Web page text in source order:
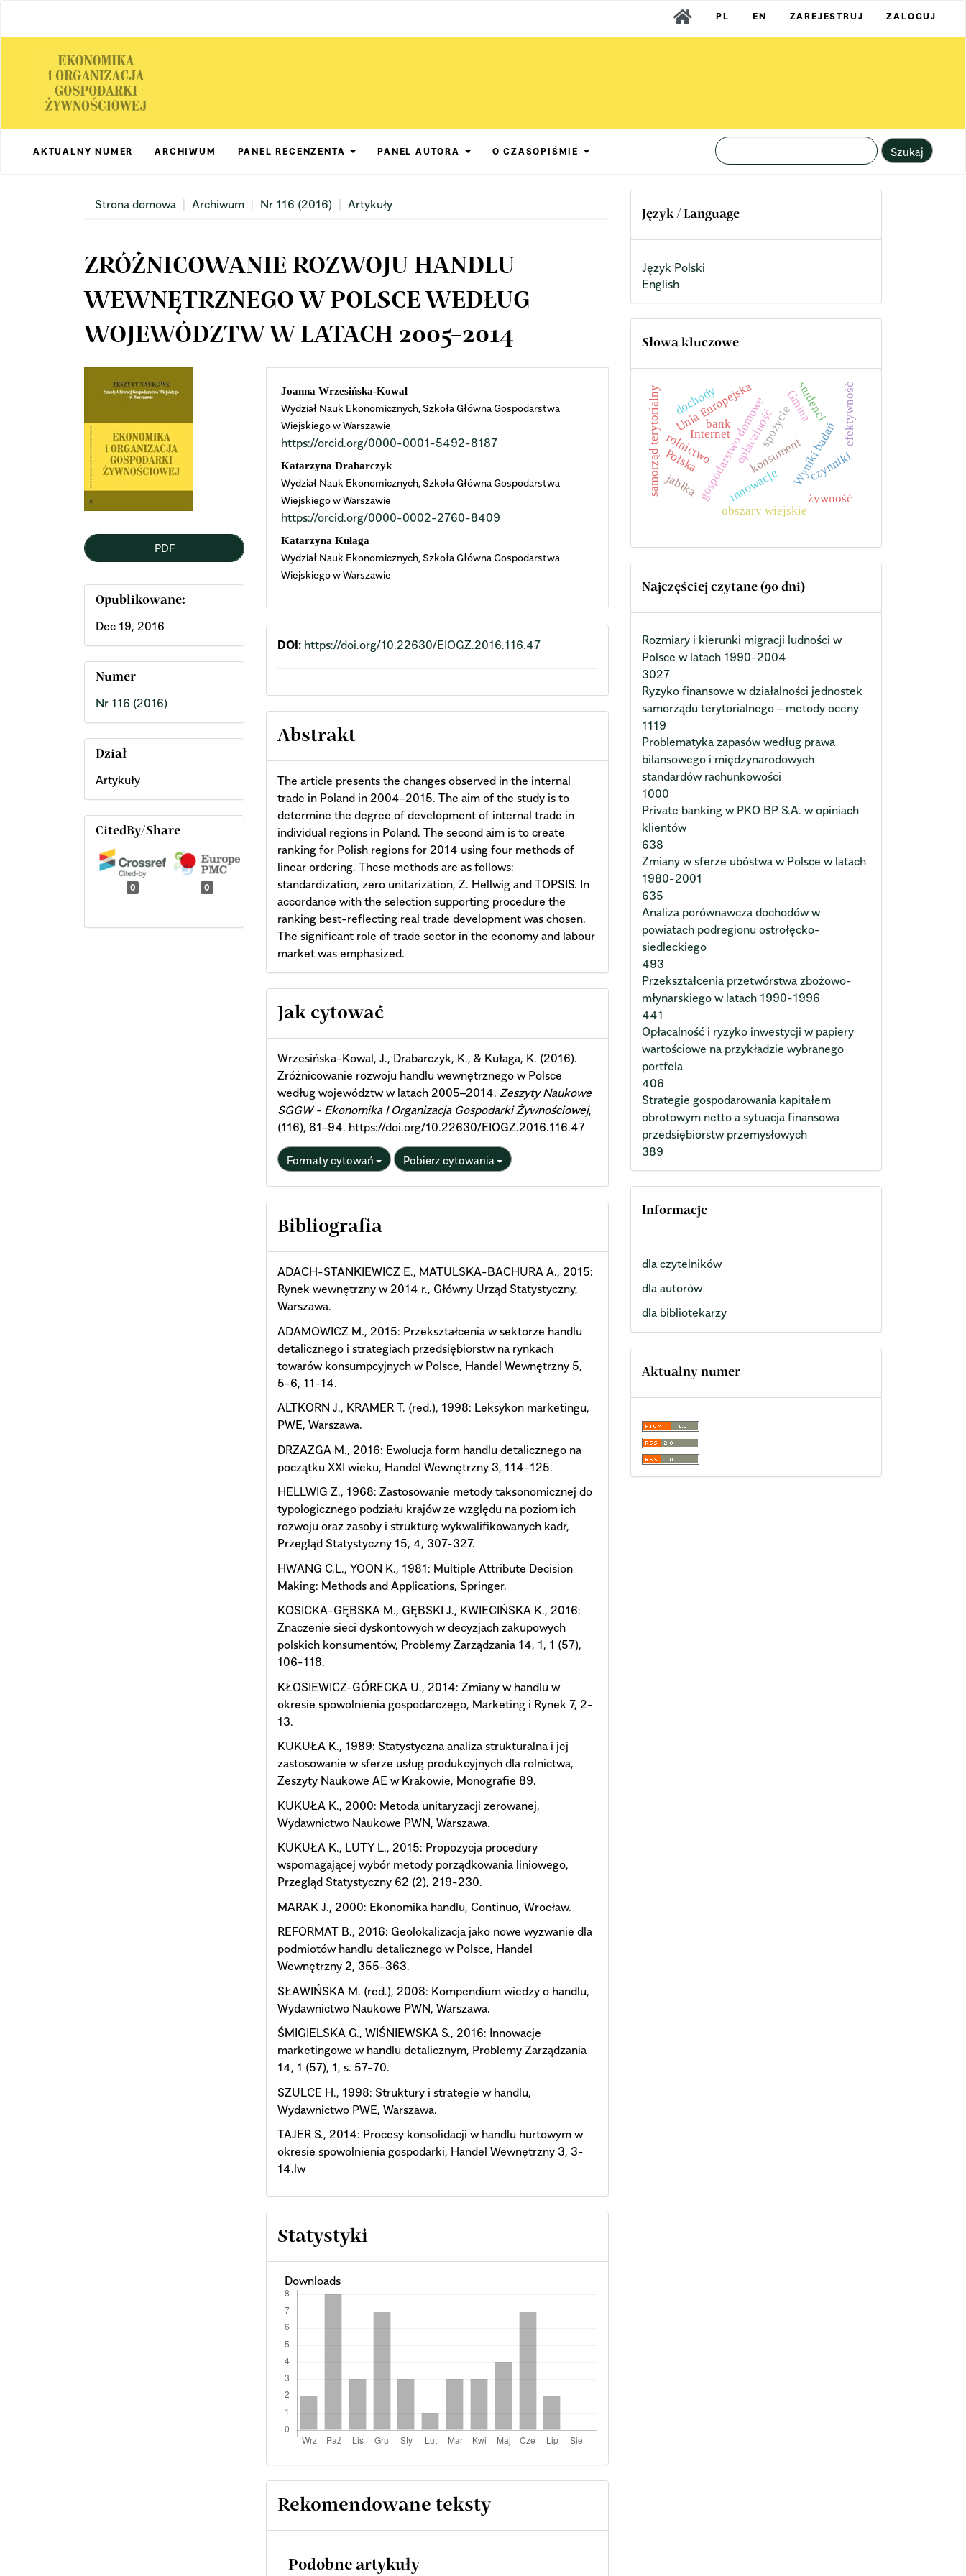
Content
Sidebar
PL EN ZAREJESTRUJ ZALOGUJ
AKTUALNY NUMER ARCHIWUM PANEL RECENZENTA PANEL AUTORA O CZASOPIŚMIE Szukaj
Strona domowa Archiwum Nr 116 (2016) Artykuły
ZRÓŻNICOWANIE ROZWOJU HANDLU
WEWNĘTRZNEGO W POLSCE WEDŁUG
WOJEWÓDZTW W LATACH 2005–2014
Article
Sidebar
PDF
Opublikowane:
Dec 19, 2016
Numer
Nr 116 (2016)
Dział
Artykuły
CitedBy/Share
0 0
Main
Article
Content
Joanna Wrzesińska-Kowal
Wydział Nauk Ekonomicznych, Szkoła Główna Gospodarstwa
Wiejskiego w Warszawie
https://orcid.org/0000-0001-5492-8187
Katarzyna Drabarczyk
Wydział Nauk Ekonomicznych, Szkoła Główna Gospodarstwa
Wiejskiego w Warszawie
https://orcid.org/0000-0002-2760-8409
Katarzyna Kułaga
Wydział Nauk Ekonomicznych, Szkoła Główna Gospodarstwa
Wiejskiego w Warszawie
DOI: https://doi.org/10.22630/EIOGZ.2016.116.47
Abstrakt
The article presents the changes observed in the internal
trade in Poland in 2004–2015. The aim of the study is to
determine the degree of development of internal trade in
individual regions in Poland. The second aim is to create
ranking for Polish regions for 2014 using four methods of
linear ordering. These methods are as follows:
standardization, zero unitarization, Z. Hellwig and TOPSIS. In
accordance with the selection supporting procedure the
ranking best-reflecting real trade development was chosen.
The significant role of trade sector in the economy and labour
market was emphasized.
Article
Details
Jak cytować
Wrzesińska-Kowal, J., Drabarczyk, K., & Kułaga, K. (2016).
Zróżnicowanie rozwoju handlu wewnętrznego w Polsce
według województw w latach 2005–2014.Zeszyty Naukowe
SGGW - Ekonomika I Organizacja Gospodarki Żywnościowej,
(116), 81–94. https://doi.org/10.22630/EIOGZ.2016.116.47
Formaty cytowań Pobierz cytowania
Bibliografia
ADACH-STANKIEWICZ E., MATULSKA-BACHURA A., 2015:
Rynek wewnętrzny w 2014 r., Główny Urząd Statystyczny,
Warszawa.
ADAMOWICZ M., 2015: Przekształcenia w sektorze handlu
detalicznego i strategiach przedsiębiorstw na rynkach
towarów konsumpcyjnych w Polsce, Handel Wewnętrzny 5,
5-6, 11-14.
ALTKORN J., KRAMER T. (red.), 1998: Leksykon marketingu,
PWE, Warszawa.
DRZAZGA M., 2016: Ewolucja form handlu detalicznego na
początku XXI wieku, Handel Wewnętrzny 3, 114-125.
HELLWIG Z., 1968: Zastosowanie metody taksonomicznej do
typologicznego podziału krajów ze względu na poziom ich
rozwoju oraz zasoby i strukturę wykwalifikowanych kadr,
Przegląd Statystyczny 15, 4, 307-327.
HWANG C.L., YOON K., 1981: Multiple Attribute Decision
Making: Methods and Applications, Springer.
KOSICKA-GĘBSKA M., GĘBSKI J., KWIECIŃSKA K., 2016:
Znaczenie sieci dyskontowych w decyzjach zakupowych
polskich konsumentów, Problemy Zarządzania 14, 1, 1 (57),
106-118.
KŁOSIEWICZ-GÓRECKA U., 2014: Zmiany w handlu w
okresie spowolnienia gospodarczego, Marketing i Rynek 7, 2-
13.
KUKUŁA K., 1989: Statystyczna analiza strukturalna i jej
zastosowanie w sferze usług produkcyjnych dla rolnictwa,
Zeszyty Naukowe AE w Krakowie, Monografie 89.
KUKUŁA K., 2000: Metoda unitaryzacji zerowanej,
Wydawnictwo Naukowe PWN, Warszawa.
KUKUŁA K., LUTY L., 2015: Propozycja procedury
wspomagającej wybór metody porządkowania liniowego,
Przegląd Statystyczny 62 (2), 219-230.
MARAK J., 2000: Ekonomika handlu, Continuo, Wrocław.
REFORMAT B., 2016: Geolokalizacja jako nowe wyzwanie dla
podmiotów handlu detalicznego w Polsce, Handel
Wewnętrzny 2, 355-363.
SŁAWIŃSKA M. (red.), 2008: Kompendium wiedzy o handlu,
Wydawnictwo Naukowe PWN, Warszawa.
ŚMIGIELSKA G., WIŚNIEWSKA S., 2016: Innowacje
marketingowe w handlu detalicznym, Problemy Zarządzania
14, 1 (57), 1, s. 57-70.
SZULCE H., 1998: Struktury i strategie w handlu,
Wydawnictwo PWE, Warszawa.
TAJER S., 2014: Procesy konsolidacji w handlu hurtowym w
okresie spowolnienia gospodarki, Handel Wewnętrzny 3, 3-
14.lw
Statystyki
Downloads
Rekomendowane teksty
Podobne artykuły
Język / Language
Język Polski
English
Słowa kluczowe
konsumentWyniki badań
gospodarstwo domowe
innowacje
obszary wiejskie
spożycie
Unia Europejska
rolnictwo
Polska
Gmina
czynniki
Internet
żywność
jabłka
dochody
samorząd terytorialny bank efektywność
opłacalność
studenci
Najczęściej czytane (90 dni)
Rozmiary i kierunki migracji ludności w
Polsce w latach 1990-2004
3027
Ryzyko finansowe w działalności jednostek
samorządu terytorialnego – metody oceny
1119
Problematyka zapasów według prawa
bilansowego i międzynarodowych
standardów rachunkowości
1000
Private banking w PKO BP S.A. w opiniach
klientów
638
Zmiany w sferze ubóstwa w Polsce w latach
1980-2001
635
Analiza porównawcza dochodów w
powiatach podregionu ostrołęcko-
siedleckiego
493
Przekształcenia przetwórstwa zbożowo-
młynarskiego w latach 1990-1996
441
Opłacalność i ryzyko inwestycji w papiery
wartościowe na przykładzie wybranego
portfela
406
Strategie gospodarowania kapitałem
obrotowym netto a sytuacja finansowa
przedsiębiorstw przemysłowych
389
Informacje
dla czytelników
dla autorów
dla bibliotekarzy
Aktualny numer